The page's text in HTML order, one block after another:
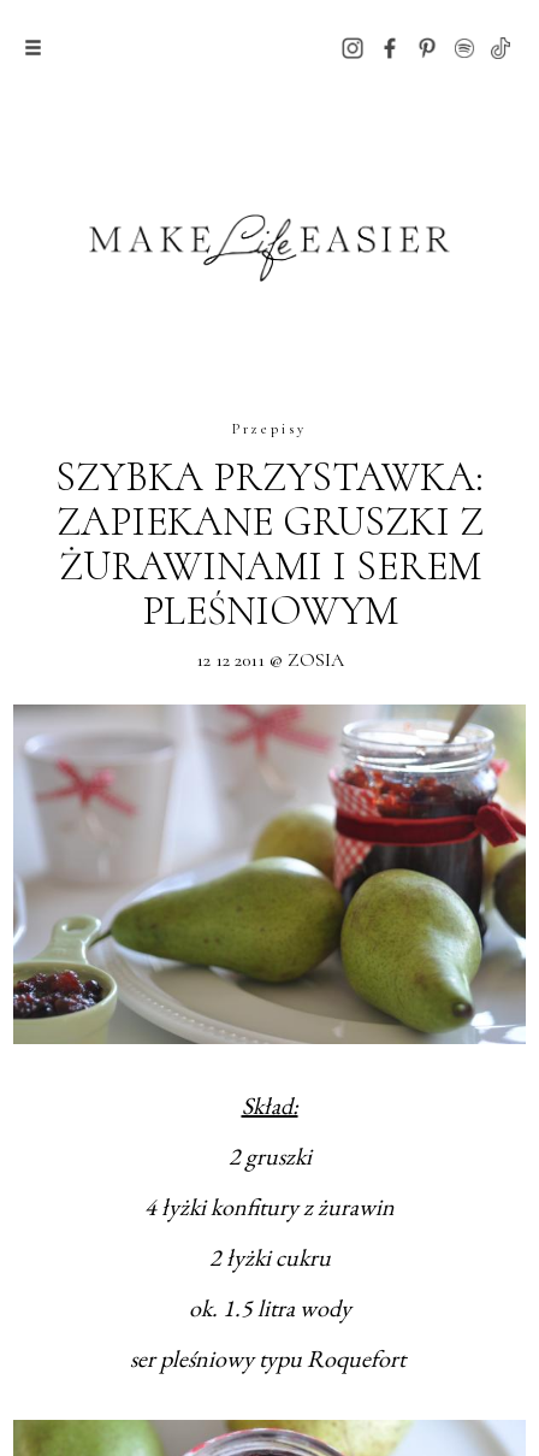
Przepisy
SZYBKA PRZYSTAWKA:
ZAPIEKANE GRUSZKI Z
ŻURAWINAMI I SEREM
PLEŚNIOWYM
12 12 2011 @ ZOSIA
Skład:
2 gruszki
4 łyżki konfitury z żurawin
2 łyżki cukru
ok. 1.5 litra wody
ser pleśniowy typu Roquefort